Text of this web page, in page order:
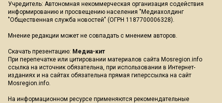
Учредитель: Автономная некоммерческая организация содействия
информированию и просвещению населения "Медиахолдинг
"Общественная служба новостей" (ОГРН 1187700006328).
Мнение редакции может не совпадать с мнением авторов.
Скачать презентацию: Медиа-кит
При перепечатке или цитировании материалов сайта Mosregion.info
ссылка на источник обязательна, при использовании в Интернет-
изданиях и на сайтах обязательна прямая гиперссылка на сайт
Mosregion.info.
На информационном ресурсе применяются рекомендательные